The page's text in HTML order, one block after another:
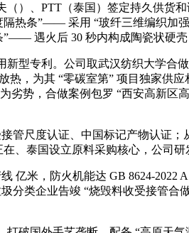
（）、PTT（泰国）签定持久供货
隔热条”—— 采用 “玻纤三维编织加
”—— 遇火后 30 秒内构成陶瓷状硬壳
专利。公司取武汉纺织大学合做
热，为其 “零碳室第” 项目独家供
劣势，合做案例包罗 “西安高新区
尺度认证、中国标记产物认证；
、泰国设立原料采购核心，公司
米，防火机能达 GB 8624-2022
分类企业告竣 “烧毁料收受接管合